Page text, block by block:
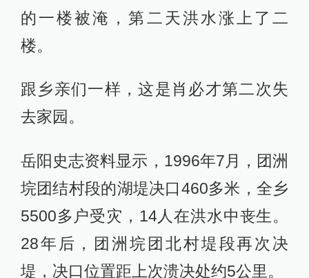
的一楼被淹，第二天洪水涨上了二
楼。
跟乡亲们一样，这是肖必才第二次失
去家园。
岳阳史志资料显示，1996年7月，团洲
垸团结村段的湖堤决口460多米，全乡
5500多户受灾，14人在洪水中丧生。
28年后，团洲垸团北村堤段再次决
堤，决口位置距上次溃决处约5公里。